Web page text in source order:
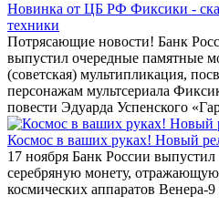
Новинка от ЦБ РФ Фиксики -
техники
Потрясающие новости! Банк
выпустил очередные памятные
(советская) мультипликация,
персонажам мультсериала
повести Эдуарда Успенского
Космос в ваших руках! Новый
17 ноября Банк России
серебряную монету,
космических аппаратов Венера-